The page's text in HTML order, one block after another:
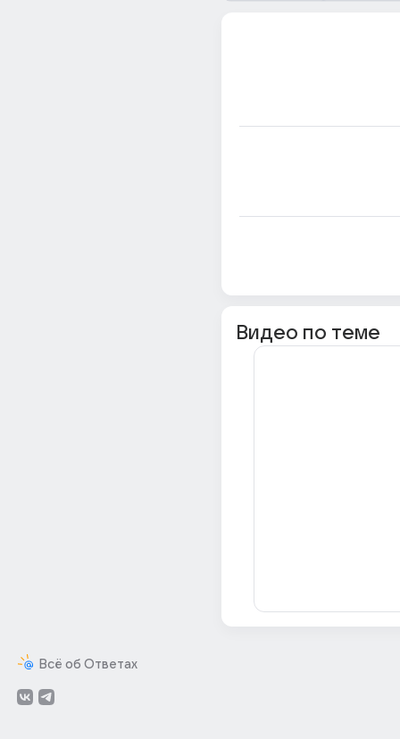
Всё об Ответах
Видео по теме